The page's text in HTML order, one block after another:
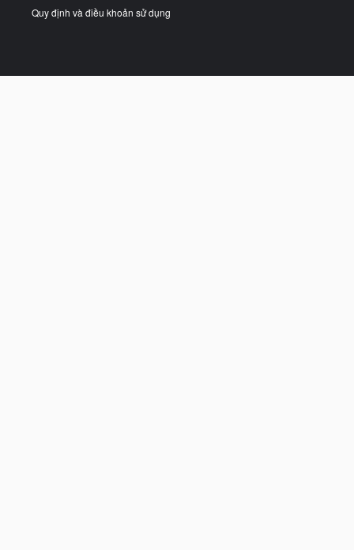
Quy định và điều khoản sử dụng